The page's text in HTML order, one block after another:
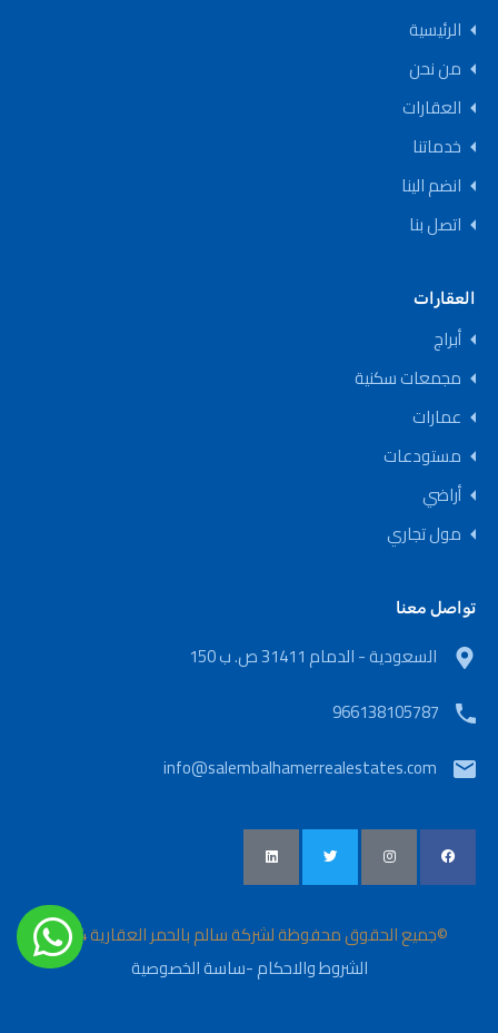
الرئيسية
من نحن
العقارات
خدماتنا
انضم الينا
اتصل بنا
العقارات
أبراج
مجمعات سكنية
عمارات
مستودعات
أراضي
مول تجاري
تواصل معنا
السعودية - الدمام 31411 ص. ب 150
966138105787
info@salembalhamerrealestates.com
©جميع الحقوق محفوظة لشركة سالم بالحمر العقارية 2024
الشروط والاحكام-ساسة الخصوصية